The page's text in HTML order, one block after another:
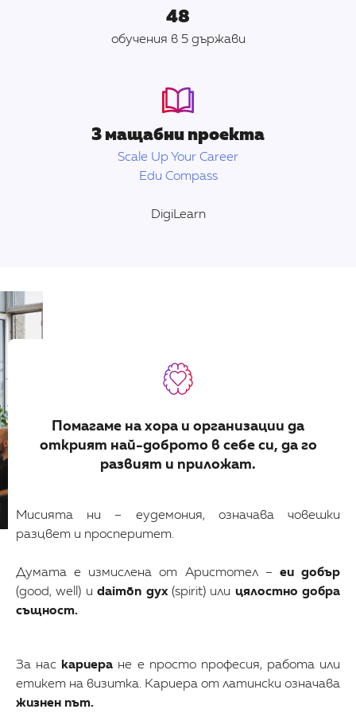
48
обучения в 5 държави
3 мащабни проекта
Scale Up Your Career
Edu Compass
DigiLearn
Помагаме на хора и организации да
открият най-доброто в себе си, да го
развият и приложат.
Мисията ни – еудемония, означава човешки
разцвет и просперитет.
Думата е измислена от Аристотел – eu добър
(good, well) иdaimōn дух (spirit) или цялостно добра
същност.
За нас кариера не е просто професия, работа или
етикет на визитка. Кариера от латински означава
жизнен път.